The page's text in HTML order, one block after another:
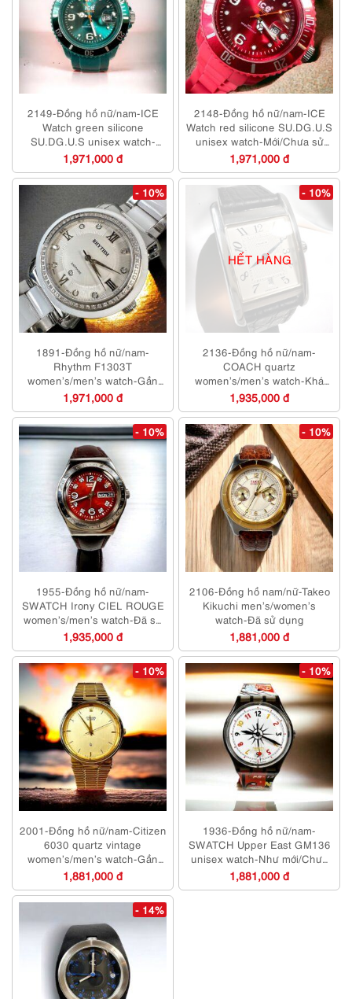
2149-Đồng hồ nữ/nam-ICE
Watch green silicone
SU.DG.U.S unisex watch-
Mới/Chưa sử dụng
1,971,000 đ
2148-Đồng hồ nữ/nam-ICE
Watch red silicone SU.DG.U.S
unisex watch-Mới/Chưa sử
dụng
1,971,000 đ
- 10%
1891-Đồng hồ nữ/nam-
Rhythm F1303T
women’s/men’s watch-Gần
như mới/Chưa sử dụng
1,971,000 đ
HẾT HÀNG
- 10%
2136-Đồng hồ nữ/nam-
COACH quartz
women’s/men’s watch-Khá
mới
1,935,000 đ
- 10%
1955-Đồng hồ nữ/nam-
SWATCH Irony CIEL ROUGE
women’s/men’s watch-Đã sử
dụng
1,935,000 đ
- 10%
2106-Đồng hồ nam/nữ-Takeo
Kikuchi men’s/women’s
watch-Đã sử dụng
1,881,000 đ
- 10%
2001-Đồng hồ nữ/nam-Citizen
6030 quartz vintage
women’s/men’s watch-Gần
như mới
1,881,000 đ
- 10%
1936-Đồng hồ nữ/nam-
SWATCH Upper East GM136
unisex watch-Như mới/Chưa
sử dụng
1,881,000 đ
- 14%